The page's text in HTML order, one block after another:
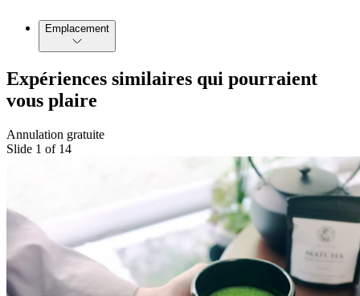
Emplacement
Expériences similaires qui pourraient
vous plaire
Annulation gratuite
Slide 1 of 14